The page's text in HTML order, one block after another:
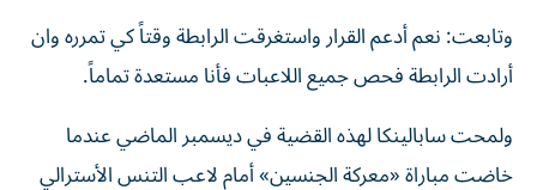
وتابعت: نعم أدعم القرار واستغرقت الرابطة وقتاً كي تمرره وان
أرادت الرابطة فحص جميع اللاعبات فأنا مستعدة تماماً.
ولمحت سابالينكا لهذه القضية في ديسمبر الماضي عندما
خاضت مباراة «معركة الجنسين» أمام لاعب التنس الأسترالي